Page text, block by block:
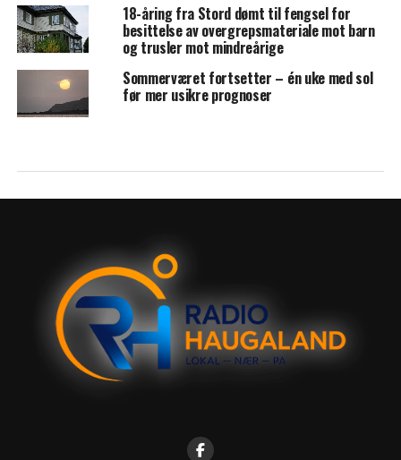
18-åring fra Stord dømt til fengsel for
besittelse av overgrepsmateriale mot barn
og trusler mot mindreårige
Sommerværet fortsetter – én uke med sol
før mer usikre prognoser